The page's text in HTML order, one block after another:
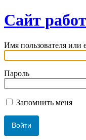
Сайт
Имя пользователя или
Пароль
Запомнить меня